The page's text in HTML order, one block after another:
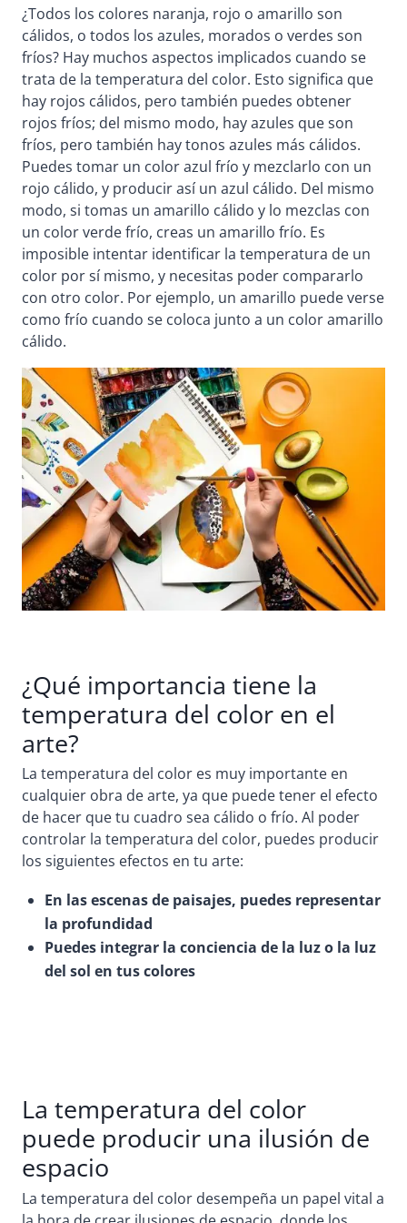
¿Todos los colores naranja, rojo o amarillo son
cálidos, o todos los azules, morados o verdes son
fríos? Hay muchos aspectos implicados cuando se
trata de la temperatura del color. Esto significa que
hay rojos cálidos, pero también puedes obtener
rojos fríos; del mismo modo, hay azules que son
fríos, pero también hay tonos azules más cálidos.
Puedes tomar un color azul frío y mezclarlo con un
rojo cálido, y producir así un azul cálido. Del mismo
modo, si tomas un amarillo cálido y lo mezclas con
un color verde frío, creas un amarillo frío. Es
imposible intentar identificar la temperatura de un
color por sí mismo, y necesitas poder compararlo
con otro color. Por ejemplo, un amarillo puede verse
como frío cuando se coloca junto a un color amarillo
cálido.
¿Qué importancia tiene la
temperatura del color en el
arte?
La temperatura del color es muy importante en
cualquier obra de arte, ya que puede tener el efecto
de hacer que tu cuadro sea cálido o frío. Al poder
controlar la temperatura del color, puedes producir
los siguientes efectos en tu arte:
En las escenas de paisajes, puedes representar
la profundidad
Puedes integrar la conciencia de la luz o la luz
del sol en tus colores
La temperatura del color
puede producir una ilusión de
espacio
La temperatura del color desempeña un papel vital a